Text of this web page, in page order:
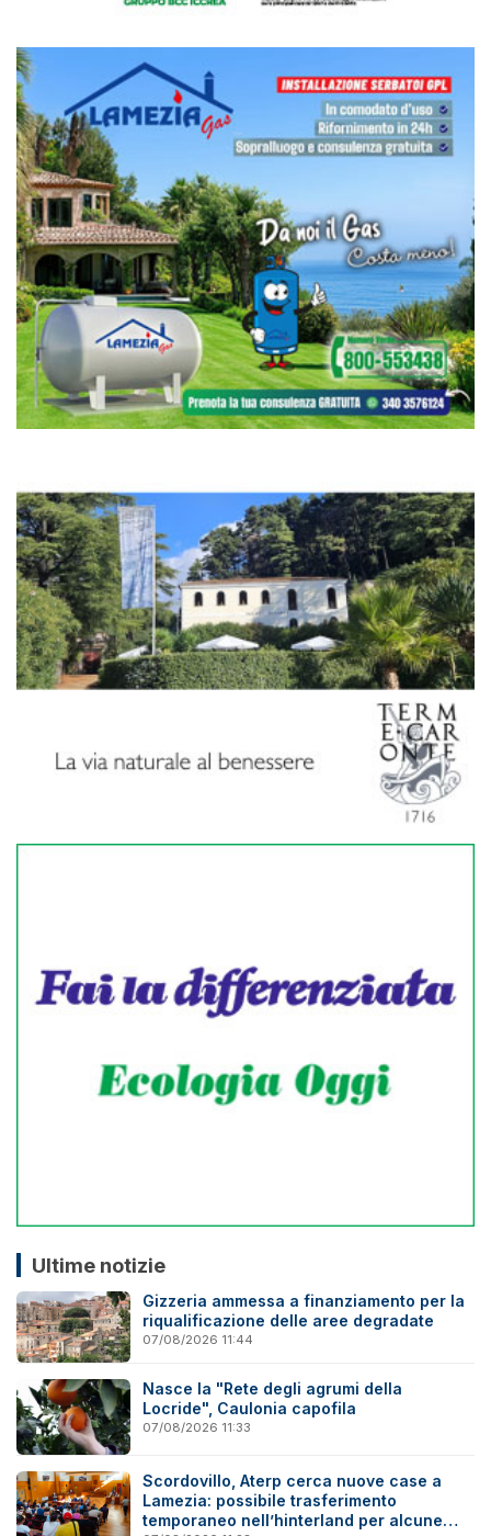
Ultime notizie
Gizzeria ammessa a finanziamento per la
riqualificazione delle aree degradate
07/08/2026 11:44
Nasce la "Rete degli agrumi della
Locride", Caulonia capofila
07/08/2026 11:33
Scordovillo, Aterp cerca nuove case a
Lamezia: possibile trasferimento
temporaneo nell’hinterland per alcune